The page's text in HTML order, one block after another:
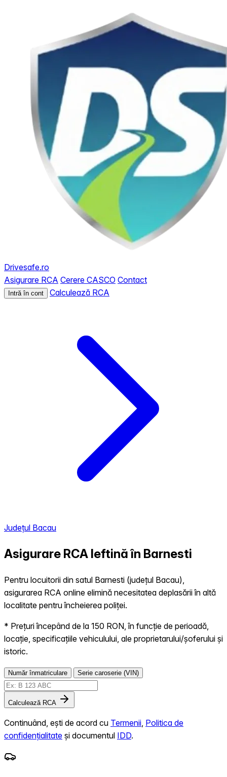
Drivesafe.ro
Asigurare RCA Cerere CASCO Contact
Intră în cont Calculează RCA
Județul Bacau
Asigurare RCA Ieftină în Barnesti
Pentru locuitorii din satul Barnesti (județul Bacau),
asigurarea RCA online elimină necesitatea deplasării în altă
localitate pentru încheierea poliței.
* Prețuri începând de la 150 RON, în funcție de perioadă,
locație, specificațiile vehiculului, ale proprietarului/șoferului și
istoric.
Număr înmatriculare Serie caroserie (VIN)
Calculează RCA
Continuând, ești de acord cu Termenii Politica de
confidențialitate și documentul IDD.